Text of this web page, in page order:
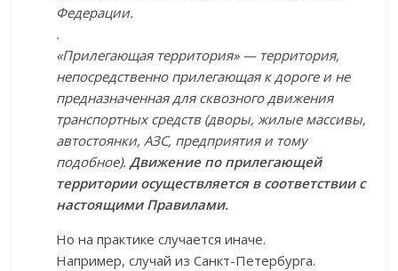
Федерации.
.
«Прилегающая территория» — территория,
непосредственно прилегающая к дороге и не
предназначенная для сквозного движения
транспортных средств (дворы, жилые массивы,
автостоянки, АЗС, предприятия и тому
подобное).Движение по прилегающей
территории осуществляется в соответствии с
настоящими Правилами.
Но на практике случается иначе.
Например, случай из Санкт-Петербурга.